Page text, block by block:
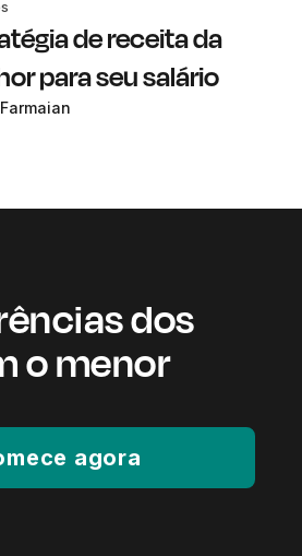
de receita da
para seu salário
dos
o menor
agora